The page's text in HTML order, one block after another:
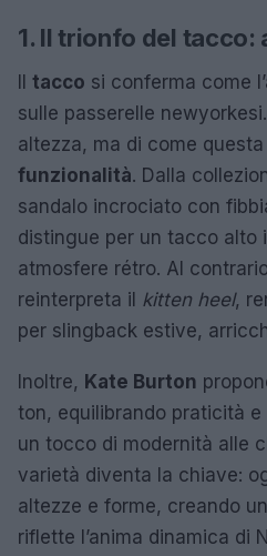
1. Il trionfo del tacco:
Il tacco si conferma come
sulle passerelle
altezza, ma di come
funzionalità. Dalla
sandalo incrociato con
distingue per un tacco alto
atmosfere rétro. Al
reinterpreta il kitten heel,
per slingback estive,
Inoltre, Kate Burton
ton, equilibrando praticità
un tocco di modernità alle
varietà diventa la chiave:
altezze e forme, creando
riflette l’anima dinamica di